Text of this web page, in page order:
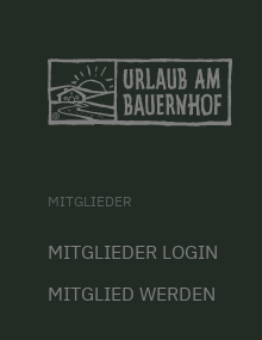
MITGLIEDER
MITGLIEDER LOGIN
MITGLIED WERDEN